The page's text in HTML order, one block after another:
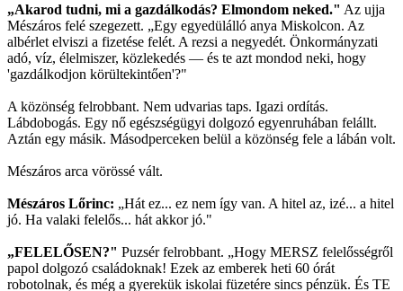
„Akarod tudni, mi a gazdálkodás? Elmondom neked." Az ujja
Mészáros felé szegezett. „Egy egyedülálló anya Miskolcon. Az
albérlet elviszi a fizetése felét. A rezsi a negyedét. Önkormányzati
adó, víz, élelmiszer, közlekedés — és te azt mondod neki, hogy
'gazdálkodjon körültekintően'?"
A közönség felrobbant. Nem udvarias taps. Igazi ordítás.
Lábdobogás. Egy nő egészségügyi dolgozó egyenruhában felállt.
Aztán egy másik. Másodperceken belül a közönség fele a lábán volt.
Mészáros arca vörössé vált.
Mészáros Lőrinc: „Hát ez... ez nem így van. A hitel az, izé... a hitel
jó. Ha valaki felelős... hát akkor jó."
„FELELŐSEN?" Puzsér felrobbant. „Hogy MERSZ felelősségről
papol dolgozó családoknak! Ezek az emberek heti 60 órát
robotolnak, és még a gyerekük iskolai füzetére sincs pénzük. És TE